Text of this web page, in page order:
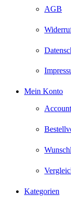
AGB
Mein Konto
Account
Kategorien